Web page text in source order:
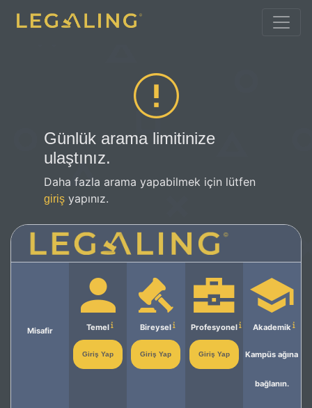
Günlük arama limitinize
ulaştınız.
Daha fazla arama yapabilmek için lütfen
giriş yapınız.
Misafir Temel
Giriş Yap
Bireysel
Giriş Yap
Profesyonel
Giriş Yap
Akademik
Kampüs ağına
bağlanın.